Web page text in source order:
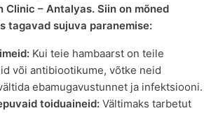
Clinic – Antalyas. Siin on mõned
tagavad sujuva paranemise:
Kui teie hambaarst on teile
või antibiootikume, võtke neid
ebamugavustunnet ja infektsiooni.
toiduaineid: Vältimaks tarbetut